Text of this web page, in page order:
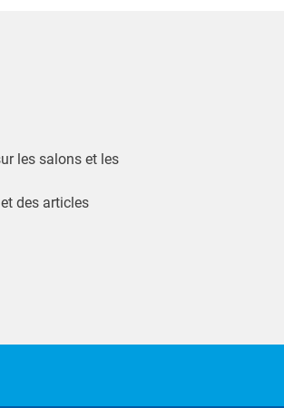
les salons et les
des articles